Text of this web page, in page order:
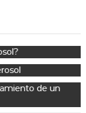
de un